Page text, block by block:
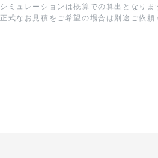
シミュレーションは概算での算出となりま
正式なお見積をご希望の場合は別途ご依頼